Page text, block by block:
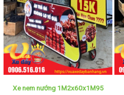
Xe nem nướng 1M2x60x1M95